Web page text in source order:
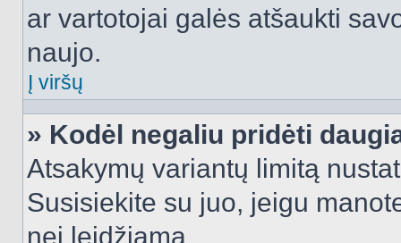
ar vartotojai galės atšaukti
naujo.
Į viršų
» Kodėl negaliu pridėti
Atsakymų variantų limitą
Susisiekite su juo, jeigu
nei leidžiama.